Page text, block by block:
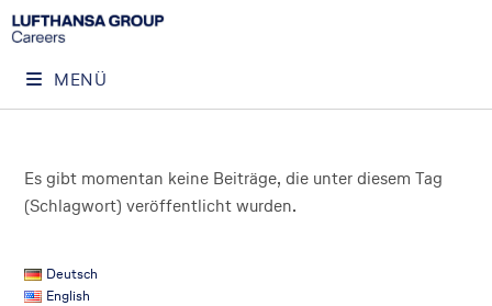
MENÜ
Es gibt momentan keine Beiträge, die unter diesem Tag
(Schlagwort) veröffentlicht wurden.
Deutsch
English